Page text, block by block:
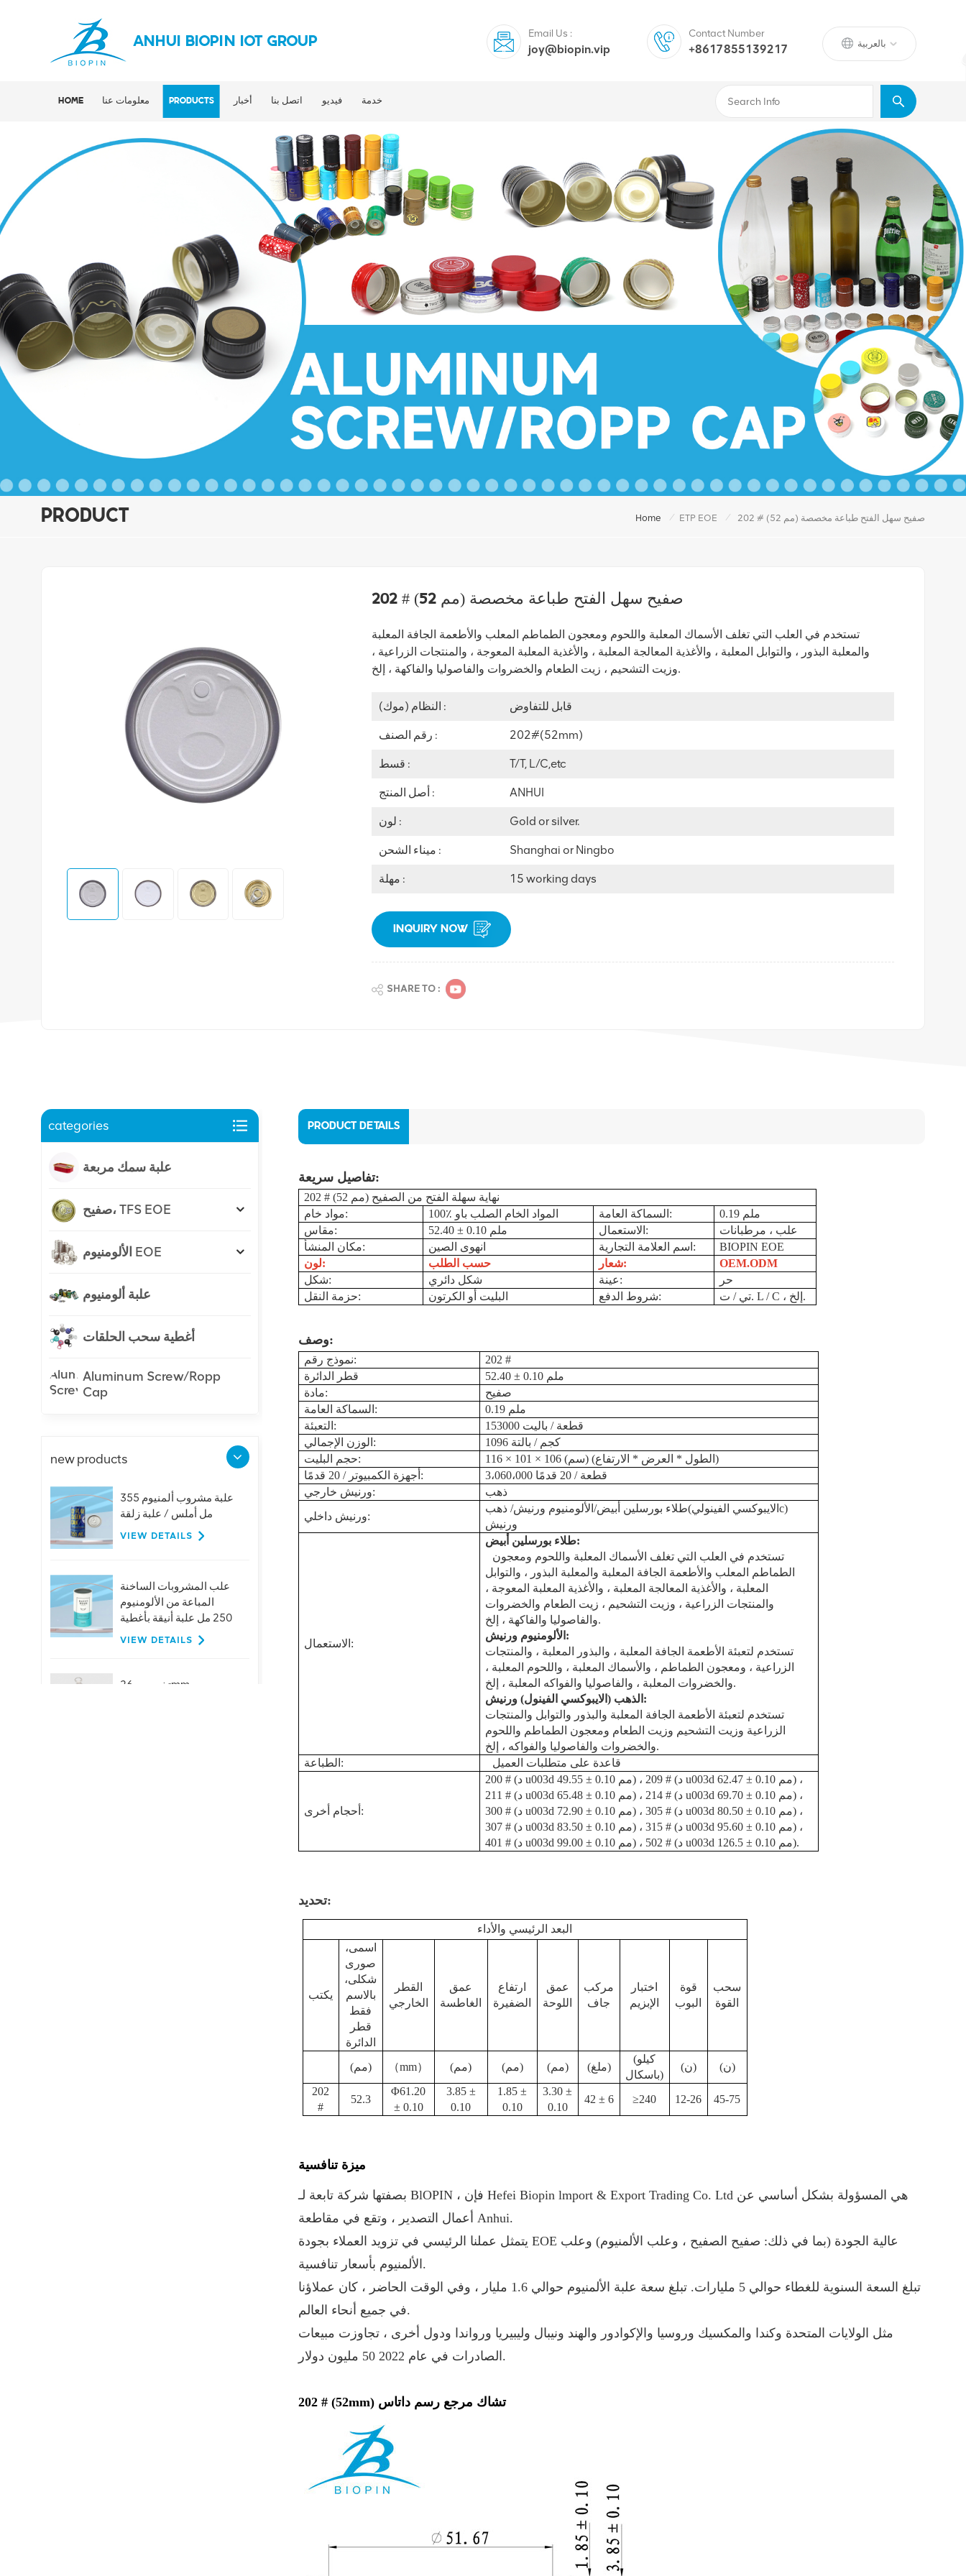
ANHUI BIOPIN IOT GROUP بالعربية
Email Us :
joy@biopin.vip
Contact Number
+8617855139217
HOME معلومات عنا PRODUCTS أخبار اتصل بنا فيديو خدمة
PRODUCT Home / ETP EOE / 202 # (52 مم) صفيح سهل الفتح طباعة مخصصة
202 # (52 مم) صفيح سهل الفتح طباعة مخصصة
تستخدم في العلب التي تغلف الأسماك المعلبة واللحوم ومعجون الطماطم المعلب والأطعمة الجافة المعلبة
والمعلبة البذور ، والتوابل المعلبة ، والأغذية المعالجة المعلبة ، والأغذية المعلبة المعوجة ، والمنتجات الزراعية ،
وزيت التشحيم ،زيت الطعام والخضروات والفاصوليا والفاكهة ، إلخ.
النظام (موك) : قابل للتفاوض
رقم الصنف : 202#(52mm)
قسط : T/T, L/C,etc
أصل المنتج : ANHUI
لون : Gold or silver.
ميناء الشحن : Shanghai or Ningbo
مهلة : 15 working days
INQUIRY NOW
SHARE TO :
PRODUCT DETAILS
تفاصيل سريعة:
2
02 # (52 مم) نهاية سهلة الفتح من الصفيح
مواد خام:
100٪ المواد الخام الصلب باو السماكة العامة:
0.19 ملم
مقاس:
52.40 ± 0.10 ملم الاستعمال:
علب ، مرطبانات
مكان المنشأ:
انهوى الصين اسم العلامة التجارية:
BIOPIN EOE
لون:
حسب الطلب شعار:
OEM.ODM
شكل:
شكل دائري عينة:
حر
حزمة النقل:
البليت أو الكرتون شروط الدفع: تي / ت. L / C ، إلخ.
وصف:
نموذج رقم:
202 #
قطر الدائرة
52.40 ± 0.10 ملم
مادة:
صفيح
السماكة العامة:
0.19 ملم
التعبئة:
153000 قطعة / باليت
الوزن الإجمالي:
1096 كجم / بالتة
حجم البليت:
116 × 101 × 106 (سم) (الطول * العرض * الارتفاع)
أجهزة الكمبيوتر / 20 قدمًا:
3،060،000 قطعة / 20 قدمًا
ورنيش خارجي:
ذهب
ورنيش داخلي:
طلاء بورسلين أبيض/الألومنيوم ورنيش / ذهب( الايبوكسي الفينولي c)
ورنيش
الاستعمال:
طلاء بورسلين أبيض:
تستخدم في العلب التي تغلف الأسماك المعلبة واللحوم ومعجون
الطماطم المعلب والأطعمة الجافة المعلبة والمعلبة البذور ، والتوابل
المعلبة ، والأغذية المعالجة المعلبة ، والأغذية المعلبة المعوجة ،
والمنتجات الزراعية ، وزيت التشحيم ، زيت الطعام والخضروات
والفاصوليا والفاكهة ، إلخ.
الألومنيومورنيش
:
تستخدم لتعبئة الأطعمة الجافة المعلبة ، والبذور المعلبة ، والمنتجات
الزراعية ، ومعجون الطماطم ، والأسماك المعلبة ، واللحوم المعلبة ،
والخضروات المعلبة ، والفاصوليا والفواكه المعلبة ، إلخ.
الذهب (الايبوكسي الفينول)ورنيش
:
تستخدم لتعبئة الأطعمة الجافة المعلبة والبذور والتوابل والمنتجات
الزراعية وزيت التشحيم وزيت الطعام ومعجون الطماطم واللحوم
والخضروات والفاصوليا والفواكه ، إلخ.
الطباعة:
قاعدة على متطلبات العميل
أحجام أخرى:
200 # (د u003d 49.55 ± 0.10 مم) ، 209 # (د u003d 62.47 ± 0.10 مم) ،
211 # (د u003d 65.48 ± 0.10 مم) ، 214 #
(د u003d 69.70 ± 0.10 مم) ،
300 # (د u003d 72.90 ± 0.10 مم) ، 305 # (د u003d 80.50 ± 0.10 مم) ،
307 # (د u003d 83.50 ± 0.10 مم) ،
315 # (د u003d 95.60 ± 0.10 مم) ،
401 # (د u003d 99.00 ± 0.10 مم) ، 502 # (د u003d 126.5 ± 0.10 مم).
تحديد:
البعد الرئيسي والأداء
يكتب
اسمى،
صورى
شكلى،
بالاسم
فقط
قطر
الدائرة
القطر
الخارجي
عمق
الغاطسة
ارتفاع
الضفيرة
عمق
اللوحة
مركب
جاف
اختبار
الإبزيم
قوة
البوب
سحب
القوة
(مم) （mm） (مم) (مم) (مم) (ملغ)
(كيلو
باسكال)
(ن)
(ن)
202
#
52.3
Φ61.20
± 0.10
3.85 ±
0.10
1.85 ±
0.10
3.30 ±
0.10
42 ± 6 ≥240 12-26 45-75
ميزة تنافسية
بصفتها شركة تابعة لـ BlOPIN ، فإن Hefei Biopin lmport & Export Trading Co. Ltd هي المسؤولة بشكل أساسي عن
أعمال التصدير ، وتقع في مقاطعة Anhui.
يتمثل عملنا الرئيسي في تزويد العملاء بجودة EOE عالية الجودة (بما في ذلك: صفيح الصفيح ، وعلب الألمنيوم) وعلب
الألمنيوم بأسعار تنافسية.
تبلغ السعة السنوية للغطاء حوالي 5 مليارات. تبلغ سعة علبة الألمنيوم حوالي 1.6 مليار ، وفي الوقت الحاضر ، كان عملاؤنا
في جميع أنحاء العالم.
مثل الولايات المتحدة وكندا والمكسيك وروسيا والإكوادور والهند ونيبال وليبيريا ورواندا ودول أخرى ، تجاوزت مبيعات
الصادرات في عام 2022 50 مليون دولار.
202 # (52mm) تشاك مرجع رسم داتاس
categories
علبة سمك مربعة
صفيح، TFS EOE
الألومنيوم EOE
علبة ألومنيوم
أغطية سحب الحلقات
Aluminum Screw/Ropp
Cap
new products
علبة مشروب ألمنيوم 355
مل أملس / علبة زلقة
VIEW DETAILS
علب المشروبات الساخنة
المباعة من الألومنيوم
250 مل علبة أنيقة بأغطية
VIEW DETAILS
تخصيص 26mm